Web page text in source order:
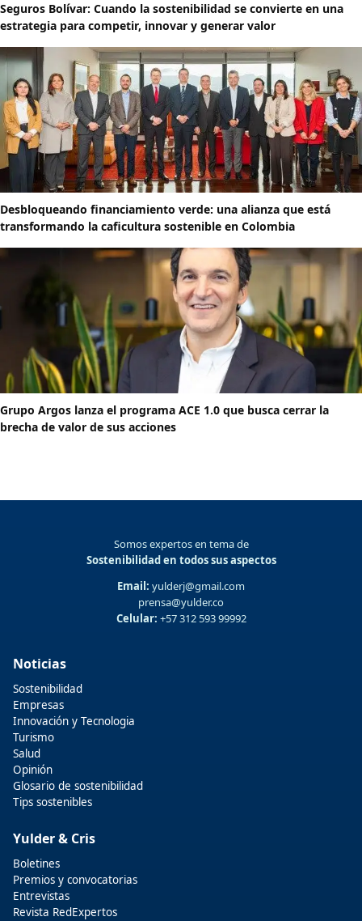
Seguros Bolívar: Cuando la sostenibilidad se convierte en una
estrategia para competir, innovar y generar valor
Desbloqueando financiamiento verde: una alianza que está
transformando la caficultura sostenible en Colombia
Grupo Argos lanza el programa ACE 1.0 que busca cerrar la
brecha de valor de sus acciones
Somos expertos en tema de
Sostenibilidad en todos sus aspectos
Email: yulderj@gmail.com
prensa@yulder.co
Celular: +57 312 593 99992
Noticias
Sostenibilidad
Empresas
Innovación y Tecnologia
Turismo
Salud
Opinión
Glosario de sostenibilidad
Tips sostenibles
Yulder & Cris
Boletines
Premios y convocatorias
Entrevistas
Revista RedExpertos